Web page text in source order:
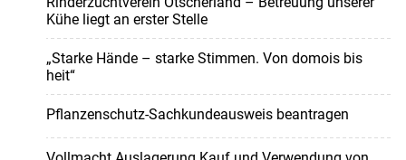
Kühe liegt an erster Stelle
„Starke Hände – starke Stimmen. Von domois bis
heit“
Pflanzenschutz-Sachkundeausweis beantragen